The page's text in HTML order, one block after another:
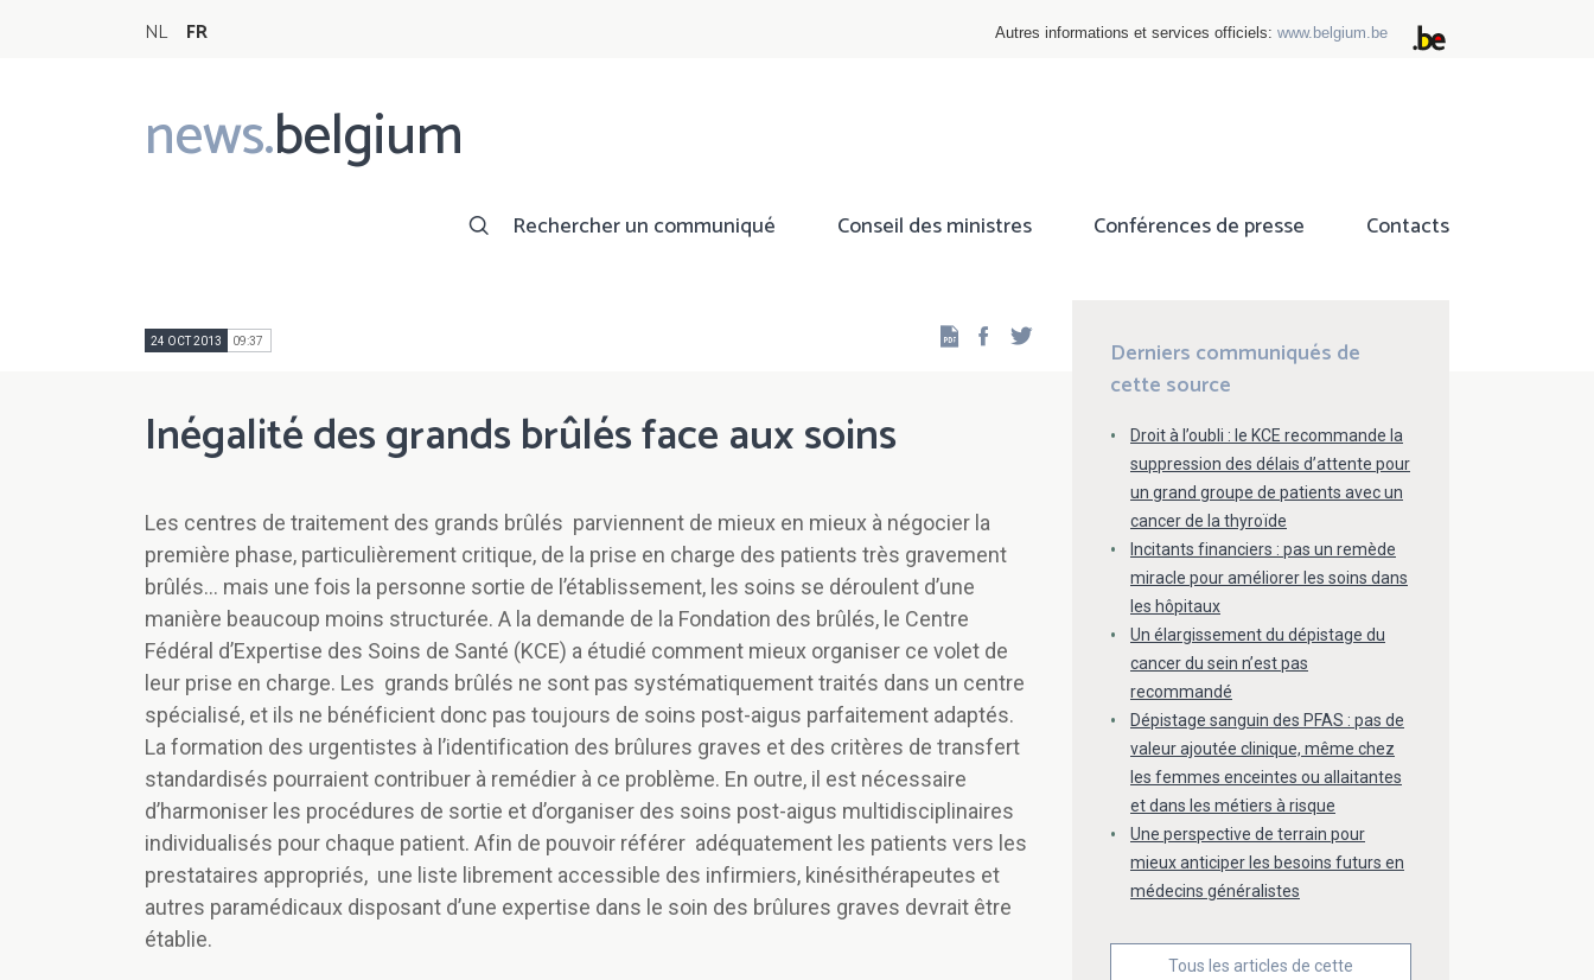
NL FR Autres informations et services officiels: www.belgium.be
news.belgium
Main
navigation
Rechercher un communiqué Conseil des ministres Conférences de presse Contacts
24 OCT 2013 09:37 Facebook
Inégalité des grands brûlés face aux soins
Les centres de traitement des grands brûlés parviennent de mieux en mieux à négocier la
première phase, particulièrement critique, de la prise en charge des patients très gravement
brûlés… mais une fois la personne sortie de l’établissement, les soins se déroulent d’une
manière beaucoup moins structurée. A la demande de la Fondation des brûlés, le Centre
Fédéral d’Expertise des Soins de Santé (KCE) a étudié comment mieux organiser ce volet de
leur prise en charge. Les grands brûlés ne sont pas systématiquement traités dans un centre
spécialisé, et ils ne bénéficient donc pas toujours de soins post-aigus parfaitement adaptés.
La formation des urgentistes à l’identification des brûlures graves et des critères de transfert
standardisés pourraient contribuer à remédier à ce problème. En outre, il est nécessaire
d’harmoniser les procédures de sortie et d’organiser des soins post-aigus multidisciplinaires
individualisés pour chaque patient. Afin de pouvoir référer adéquatement les patients vers les
prestataires appropriés, une liste librement accessible des infirmiers, kinésithérapeutes et
autres paramédicaux disposant d’une expertise dans le soin des brûlures graves devrait être
établie.
Derniers communiqués de
cette source
Droit à l’oubli : le KCE recommande la
suppression des délais d’attente pour
un grand groupe de patients avec un
cancer de la thyroïde
Incitants financiers : pas un remède
miracle pour améliorer les soins dans
les hôpitaux
Un élargissement du dépistage du
cancer du sein n’est pas
recommandé
Dépistage sanguin des PFAS : pas de
valeur ajoutée clinique, même chez
les femmes enceintes ou allaitantes
et dans les métiers à risque
Une perspective de terrain pour
mieux anticiper les besoins futurs en
médecins généralistes
Tous les articles de cette